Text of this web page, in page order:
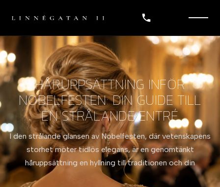
HÅRUPPSÄTTNING INFÖR
NOBELFESTEN: DIN GUIDE TILL
EN STRÅLANDE ENTRÉ
I den strålande glansen av Nobelfesten, där vetenskapens
storhet möter tidlös elegans, är en genomtänkt
håruppsättning en hyllning till traditionen och din